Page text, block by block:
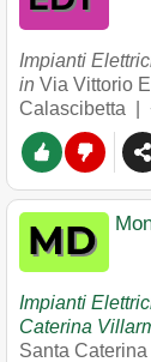
Impianti
in Via Vittorio
Calascibetta |
Impianti
Caterina
Santa